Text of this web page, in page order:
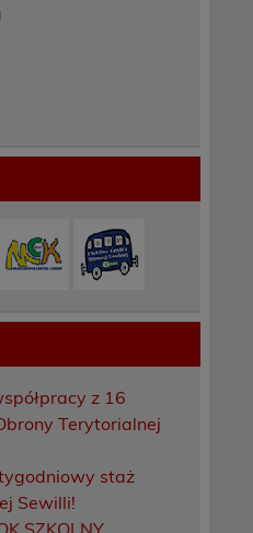
z 16
Terytorialnej
staż
Sewilli!
SZKOLNY